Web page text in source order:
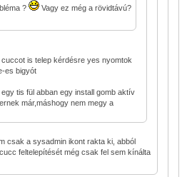
?
Vagy ez még a rövidtávú?
is telep kérdésre yes nyomtok
es bigyót
tis fül abban egy install gomb aktív
már,máshogy nem megy a
csak a sysadmin ikont rakta ki, abból
feltelepítését még csak fel sem kínálta